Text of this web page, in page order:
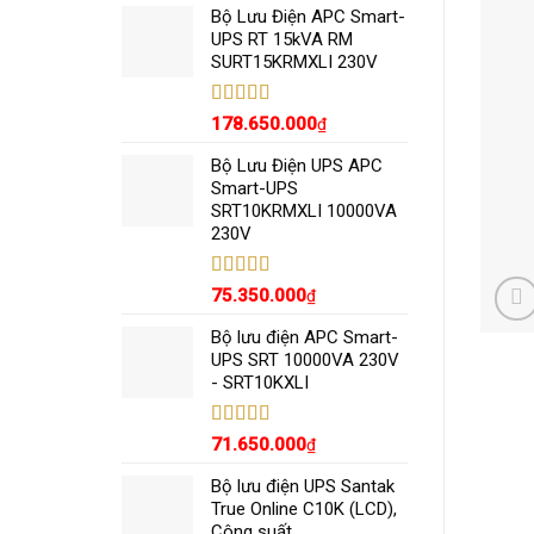
5 sao
Bộ Lưu Điện APC Smart-
UPS RT 15kVA RM
SURT15KRMXLI 230V
Được xếp
sao
178.650.000₫
Bộ Lưu Điện UPS APC
Smart-UPS
SRT10KRMXLI 10000VA
230V
Được xếp
sao
75.350.000₫
Bộ lưu điện APC Smart-
UPS SRT 10000VA 230V
- SRT10KXLI
Được xếp
sao
71.650.000₫
Bộ lưu điện UPS Santak
True Online C10K (LCD),